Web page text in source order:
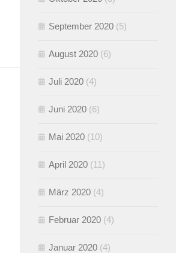
September 2020 (5)
August 2020 (6)
Juli 2020 (4)
Juni 2020 (6)
Mai 2020 (10)
April 2020 (11)
März 2020 (4)
Februar 2020 (4)
Januar 2020 (4)